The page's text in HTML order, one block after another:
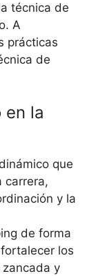
técnica de
A
prácticas
de
en la
que
carrera,
y la
de forma
los
y